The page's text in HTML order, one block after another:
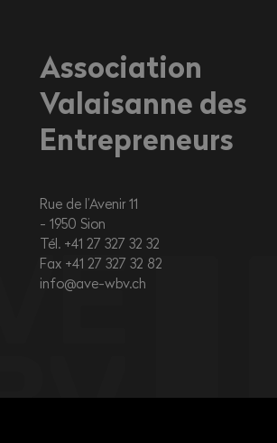
Association
Valaisanne des
Entrepreneurs
Rue de l’Avenir 11
1950 Sion
Tél. +41 27 327 32 32
Fax +41 27 327 32 82
info@ave-wbv.ch